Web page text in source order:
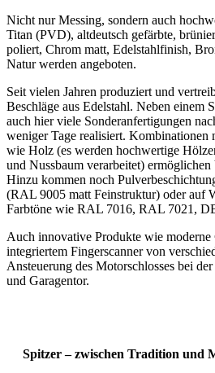
Nicht nur Messing, sondern auch
Titan (PVD), altdeutsch gefärbte,
poliert, Chrom matt, Edelstahlfinish,
Natur werden angeboten.
Seit vielen Jahren produziert und
Beschläge aus Edelstahl. Neben einem
auch hier viele Sonderanfertigungen
weniger Tage realisiert. Kombinationen
wie Holz (es werden hochwertige
und Nussbaum verarbeitet) ermöglichen
Hinzu kommen noch
(RAL 9005 matt Feinstruktur) oder auf
Farbtöne wie RAL 7016, RAL 7021,
Auch innovative Produkte wie
integriertem Fingerscanner von
Ansteuerung des Motorschlosses bei
und Garagentor.
Spitzer – zwischen Tradition und